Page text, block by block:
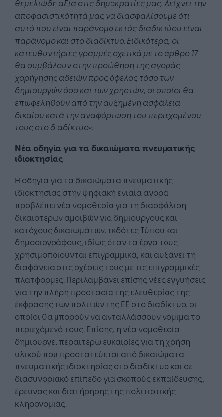
θεμελιώδη αξία στις δημοκρατίες μας. Δείχνει την
αποφασιστικότητά μας να διασφαλίσουμε ότι
αυτό που είναι παράνομο εκτός διαδικτύου είναι
παράνομο και στο διαδίκτυο. Ειδικότερα, οι
κατευθυντήριες γραμμές σχετικά με το άρθρο 17
θα συμβάλουν στην προώθηση της αγοράς
χορήγησης αδειών προς όφελος τόσο των
δημιουργών όσο και των χρηστών, οι οποίοι θα
επωφεληθούν από την αυξημένη ασφάλεια
δικαίου κατά την αναφόρτωση του περιεχομένου
τους στο διαδίκτυο».
Νέα οδηγία για τα δικαιώματα πνευματικής
ιδιοκτησίας
Η οδηγία για τα δικαιώματα πνευματικής
ιδιοκτησίας στην ψηφιακή ενιαία αγορά
προβλέπει νέα νομοθεσία για τη διασφάλιση
δικαιότερων αμοιβών για δημιουργούς και
κατόχους δικαιωμάτων, εκδότες Τύπου και
δημοσιογράφους, ιδίως όταν τα έργα τους
χρησιμοποιούνται επιγραμμικά, και αυξάνει τη
διαφάνεια στις σχέσεις τους με τις επιγραμμικές
πλατφόρμες. Περιλαμβάνει επίσης νέες εγγυήσεις
για την πλήρη προστασία της ελευθερίας της
έκφρασης των πολιτών της ΕΕ στο διαδίκτυο, οι
οποίοι θα μπορούν να ανταλλάσσουν νόμιμα το
περιεχόμενό τους. Επίσης, η νέα νομοθεσία
δημιουργεί περαιτέρω ευκαιρίες για τη χρήση
υλικού που προστατεύεται από δικαιώματα
πνευματικής ιδιοκτησίας στο διαδίκτυο και σε
διασυνοριακό επίπεδο για σκοπούς εκπαίδευσης,
έρευνας και διατήρησης της πολιτιστικής
κληρονομιάς.